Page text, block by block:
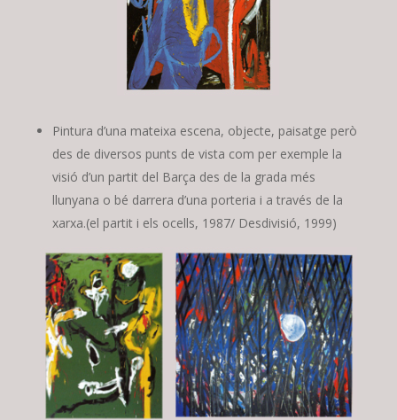
Pintura d’una mateixa escena, objecte, paisatge però
des de diversos punts de vista com per exemple la
visió d’un partit del Barça des de la grada més
llunyana o bé darrera d’una porteria i a través de la
xarxa.(el partit i els ocells, 1987/ Desdivisió, 1999)